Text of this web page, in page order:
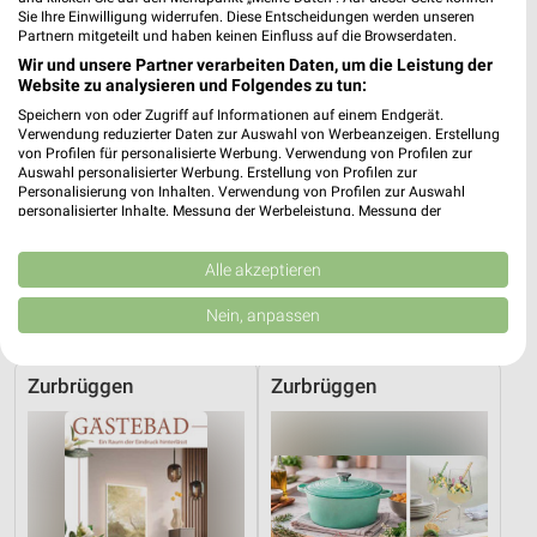
7,7 km
Noch heute gültig
8,5 km
Angebote ab 11.07.
Noch morgen gültig
Zurbrüggen Zurbrüggen
Sie Ihre Einwilligung widerrufen. Diese Entscheidungen werden unseren
Partnern mitgeteilt und haben keinen Einfluss auf die Browserdaten.
Wir und unsere Partner verarbeiten Daten, um die Leistung der
Website zu analysieren und Folgendes zu tun:
Speichern von oder Zugriff auf Informationen auf einem Endgerät.
Verwendung reduzierter Daten zur Auswahl von Werbeanzeigen. Erstellung
von Profilen für personalisierte Werbung. Verwendung von Profilen zur
Auswahl personalisierter Werbung. Erstellung von Profilen zur
Personalisierung von Inhalten. Verwendung von Profilen zur Auswahl
personalisierter Inhalte. Messung der Werbeleistung. Messung der
Kombinationen von Daten aus verschiedenen Quellen. Entwicklung und
Verbesserung der Angebote. Verwendung reduzierter Daten zur Auswahl
von Inhalten.
Daten können außerhalb der Europäischen Union weitergegeben und in die
USA gesendet werden.
Website/App.
Partnerliste anzeigen (1 IAB-Anbieter)
Wir nutzen Ihre Daten für folgende Zwecke:
IAB-Verarbeitungszwecke:
Speichern von oder Zugriff auf Informationen
auf einem Endgerät
Alle akzeptieren
Nein, anpassen